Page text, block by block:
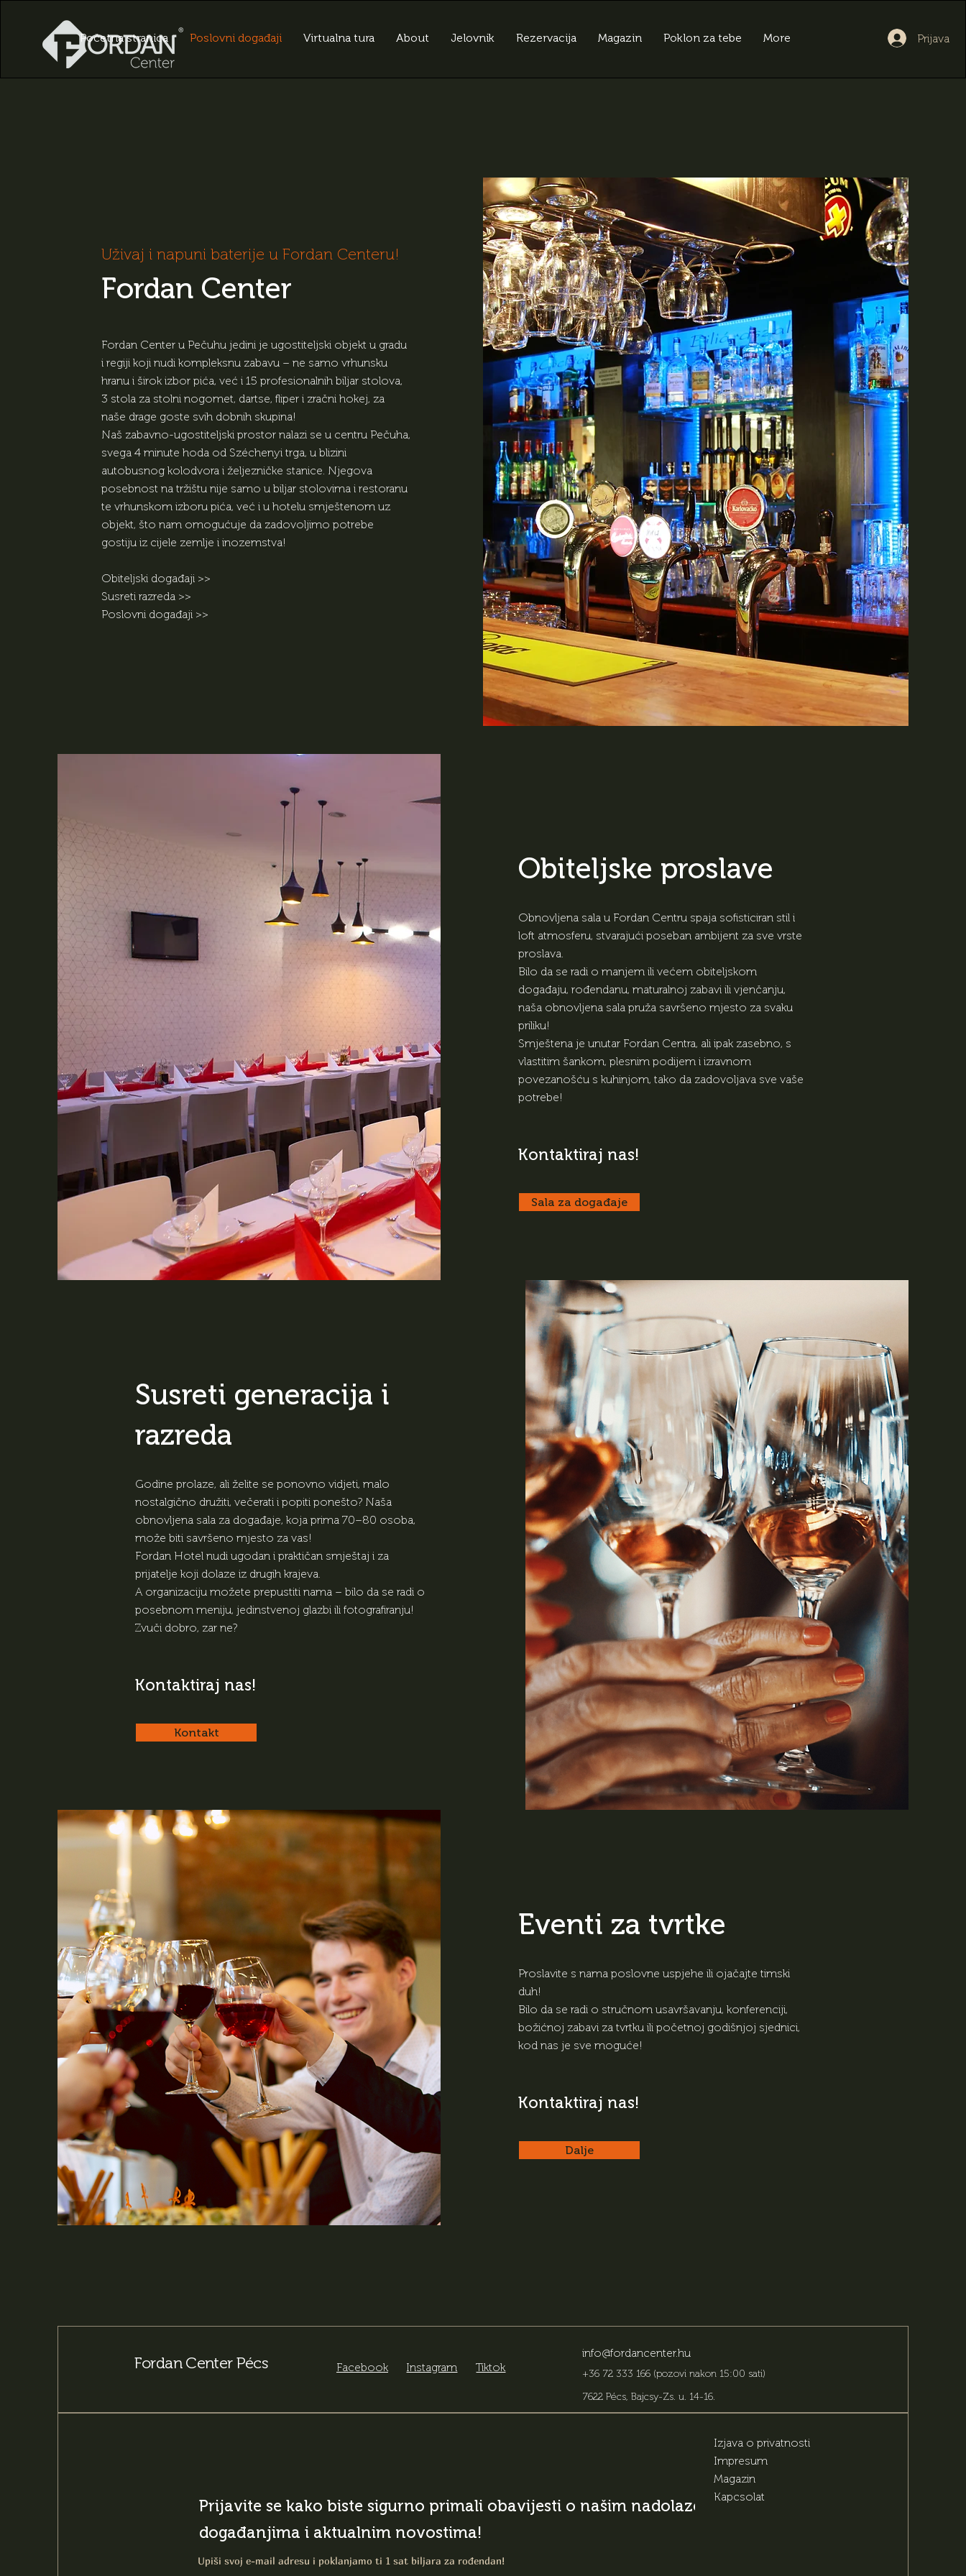
Početna stranica Poslovni događaji Virtualna tura About Jelovnik Rezervacija Magazin Poklon za tebe More Prijava
Uživaj i napuni baterije u Fordan Centeru!
Fordan Center
Fordan Center u Pečuhu jedini je ugostiteljski objekt u gradu
i regiji koji nudi kompleksnu zabavu – ne samo vrhunsku
hranu i širok izbor pića, već i 15 profesionalnih biljar stolova,
3 stola za stolni nogomet, dartse, fliper i zračni hokej, za
naše drage goste svih dobnih skupina!
Naš zabavno-ugostiteljski prostor nalazi se u centru Pečuha,
svega 4 minute hoda od Széchenyi trga, u blizini
autobusnog kolodvora i željezničke stanice. Njegova
posebnost na tržištu nije samo u biljar stolovima i restoranu
te vrhunskom izboru pića, već i u hotelu smještenom uz
objekt, što nam omogućuje da zadovoljimo potrebe
gostiju iz cijele zemlje i inozemstva!
Obiteljski događaji >>
Susreti razreda >>
Poslovni događaji >>
Obiteljske proslave
Obnovljena sala u Fordan Centru spaja sofisticiran stil i
loft atmosferu, stvarajući poseban ambijent za sve vrste
proslava.
Bilo da se radi o manjem ili većem obiteljskom
događaju, rođendanu, maturalnoj zabavi ili vjenčanju,
naša obnovljena sala pruža savršeno mjesto za svaku
priliku!
Smještena je unutar Fordan Centra, ali ipak zasebno, s
vlastitim šankom, plesnim podijem i izravnom
povezanošću s kuhinjom, tako da zadovoljava sve vaše
potrebe!
Kontaktiraj nas!
Sala za događaje
Susreti generacija i
razreda
Godine prolaze, ali želite se ponovno vidjeti, malo
nostalgično družiti, večerati i popiti ponešto? Naša
obnovljena sala za događaje, koja prima 70–80 osoba,
može biti savršeno mjesto za vas!
Fordan Hotel nudi ugodan i praktičan smještaj i za
prijatelje koji dolaze iz drugih krajeva.
A organizaciju možete prepustiti nama – bilo da se radi o
posebnom meniju, jedinstvenoj glazbi ili fotografiranju!
Zvuči dobro, zar ne?
Kontaktiraj nas!
Kontakt
Eventi za tvrtke
Proslavite s nama poslovne uspjehe ili ojačajte timski
duh!
Bilo da se radi o stručnom usavršavanju, konferenciji,
božićnoj zabavi za tvrtku ili početnoj godišnjoj sjednici,
kod nas je sve moguće!
Kontaktiraj nas!
Dalje
Fordan Center Pécs Facebook Instagram Tiktok
info@fordancenter.hu
+36 72 333 166 (pozovi nakon 15:00 sati)
7622 Pécs, Bajcsy-Zs. u. 14-16.
Prijavite se kako biste sigurno primali obavijesti o našim nadolazećim
događanjima i aktualnim novostima!
Upiši svoj e-mail adresu i poklanjamo ti 1 sat biljara za rođendan!
Izjava o privatnosti
Impresum
Magazin
Kapcsolat